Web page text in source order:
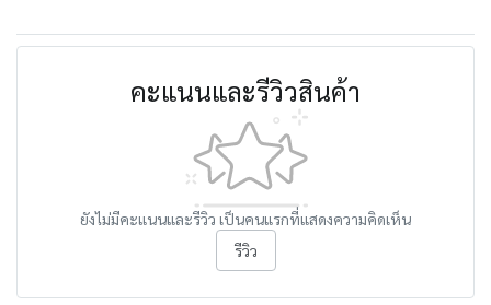
คะแนนและรีวิวสินค้า
ยังไม่มีคะแนนและรีวิว เป็นคนแรกที่แสดงความคิดเห็น
รีวิว